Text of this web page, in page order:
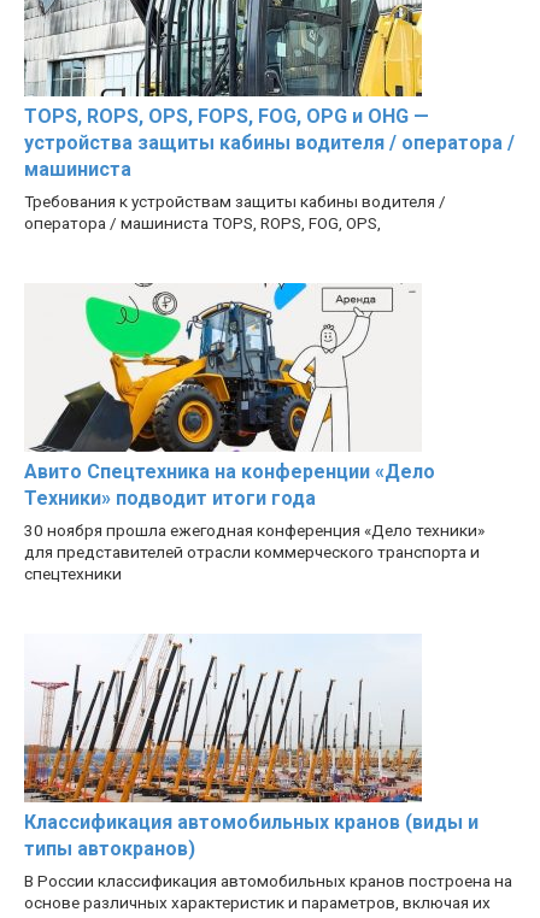
TOPS, ROPS, OPS, FOPS, FOG, OPG и OHG —
устройства защиты кабины водителя / оператора /
машиниста
Требования к устройствам защиты кабины водителя /
оператора / машиниста TOPS, ROPS, FOG, OPS,
Авито Спецтехника на конференции «Дело
Техники» подводит итоги года
30 ноября прошла ежегодная конференция «Дело техники»
для представителей отрасли коммерческого транспорта и
спецтехники
Классификация автомобильных кранов (виды и
типы автокранов)
В России классификация автомобильных кранов построена на
основе различных характеристик и параметров, включая их